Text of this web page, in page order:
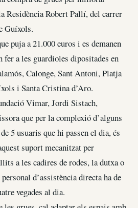
Residència Robert Pallí, del carrer
Guíxols.
puja a 21.000 euros i es demanen
fer a les guardioles dipositades en
Calonge, Sant Antoni, Platja
i Santa Cristina d’Aro.
Vimar, Jordi Sistach,
que per la complexió d’alguns
5 usuaris que hi passen el dia, és
suport mecanitzat per
a les cadires de rodes, la dutxa o
d’assistència directa ha de
vegades al dia.